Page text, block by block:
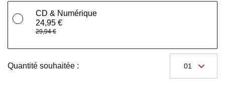
CD & Numérique
24,95 €
29,94 €
Quantité souhaitée :